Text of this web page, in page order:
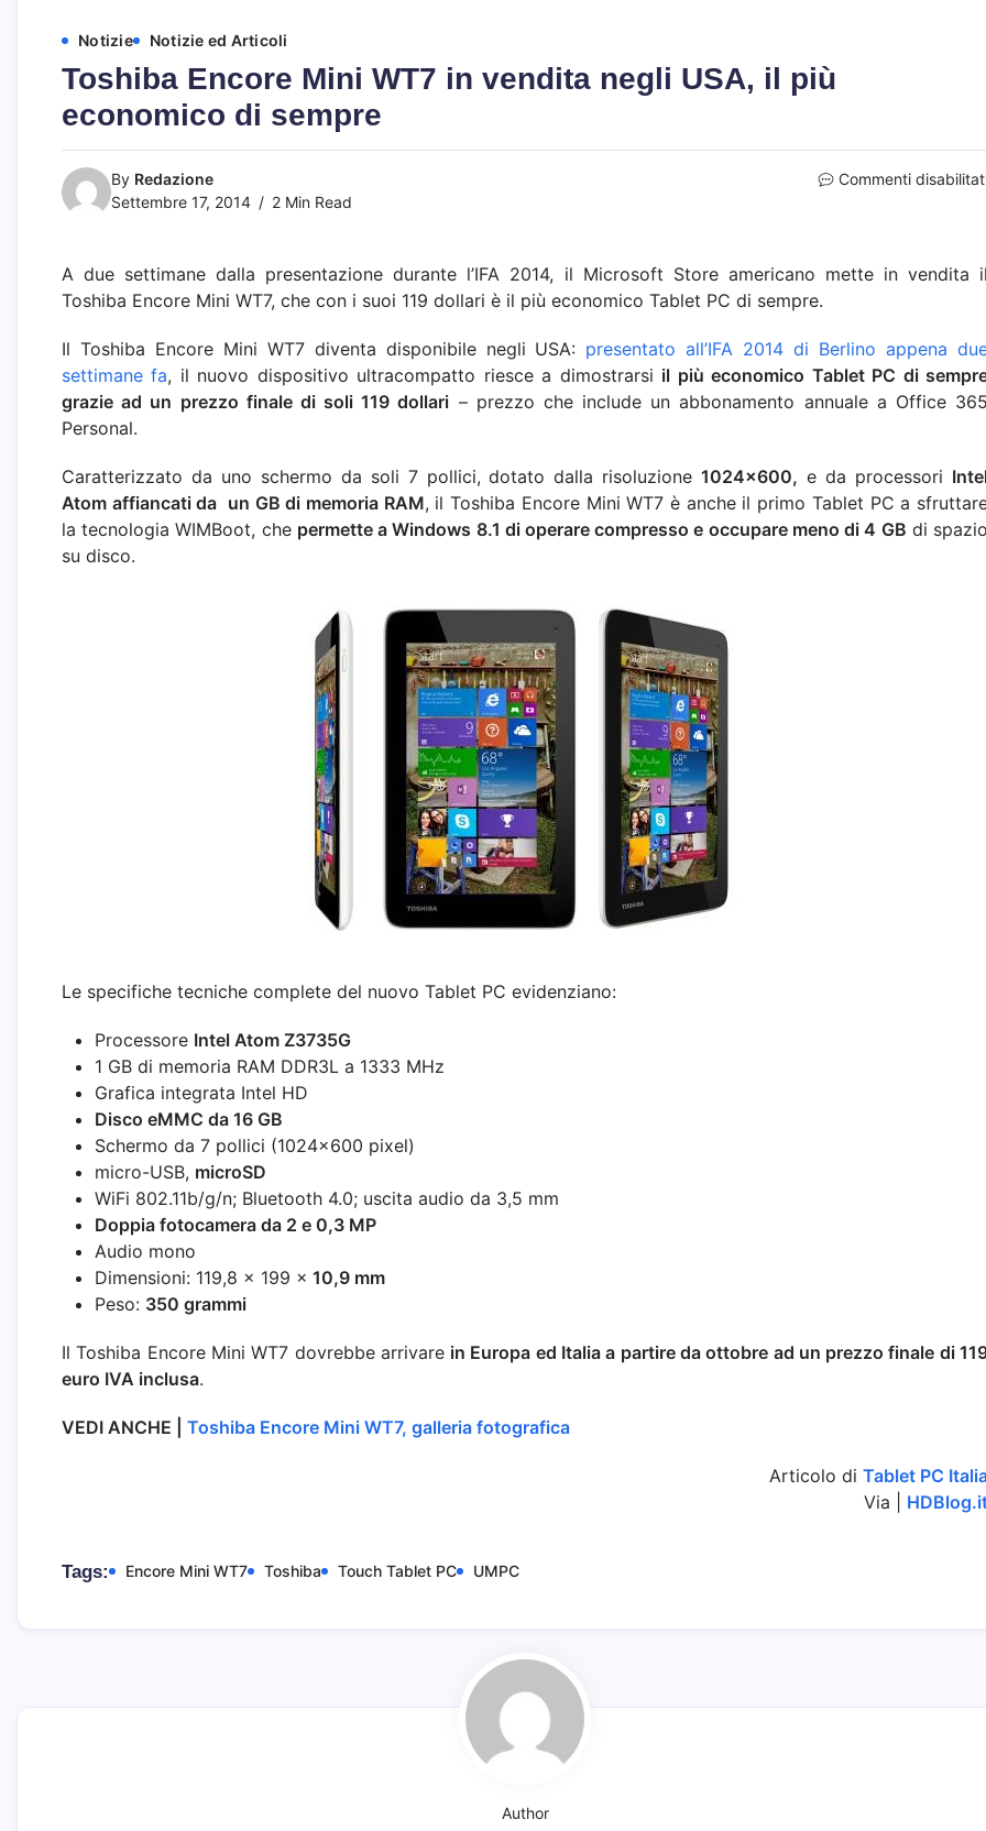
Notizie Notizie ed Articoli
Toshiba Encore Mini WT7 in vendita negli USA, il più
economico di sempre
By Redazione
Settembre 17, 2014
2 Min Read
Commenti
A due settimane dalla presentazione durante l’IFA 2014, il Microsoft Store americano mette in vendita il
Toshiba Encore Mini WT7, che con i suoi 119 dollari è il più economico Tablet PC di sempre.
Il Toshiba Encore Mini WT7 diventa disponibile negli USA: presentato all’IFA 2014 di Berlino appena
settimane fa, il nuovo dispositivo ultracompatto riesce a dimostrarsi il più economico Tablet PC di
grazie ad un prezzo finale di soli 119 dollari – prezzo che include un abbonamento annuale a Office 365
Personal.
Caratterizzato da uno schermo da soli 7 pollici, dotato dalla risoluzione1024×600, e da processori
Atom affiancati da un GB di memoria RAM, il Toshiba Encore Mini WT7 è anche il primo Tablet PC a
la tecnologia WIMBoot, che permette a Windows 8.1 di operare compresso e occupare meno di 4 GB di spazio
su disco.
Le specifiche tecniche complete del nuovo Tablet PC evidenziano:
Processore Intel Atom Z3735G
1 GB di memoria RAM DDR3L a 1333 MHz
Grafica integrata Intel HD
Disco eMMC da 16 GB
Schermo da 7 pollici (1024×600 pixel)
micro-USB, microSD
WiFi 802.11b/g/n; Bluetooth 4.0; uscita audio da 3,5 mm
Doppia fotocamera da 2 e 0,3 MP
Audio mono
Dimensioni: 119,8 × 199 × 10,9 mm
Peso: 350 grammi
Il Toshiba Encore Mini WT7 dovrebbe arrivare in Europa ed Italia a partire da ottobre ad un prezzo finale di
euro IVA inclusa.
VEDI ANCHE | Toshiba Encore Mini WT7, galleria fotografica
Articolo di Tablet PC
Via |
Tags: Encore Mini WT7 Toshiba Touch Tablet PC UMPC
Author